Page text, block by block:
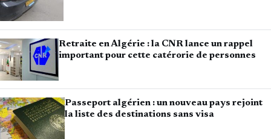
Retraite en Algérie : la CNR lance un rappel
important pour cette catérorie de personnes
Passeport algérien : un nouveau pays rejoint
la liste des destinations sans visa